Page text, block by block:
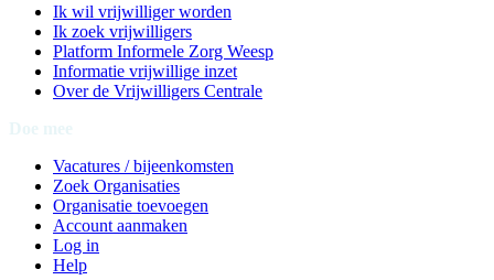
Ik wil vrijwilliger worden
Ik zoek vrijwilligers
Platform Informele Zorg Weesp
Informatie vrijwillige inzet
Over de Vrijwilligers Centrale
Vacatures / bijeenkomsten
Zoek Organisaties
Organisatie toevoegen
Account aanmaken
Log in
Help